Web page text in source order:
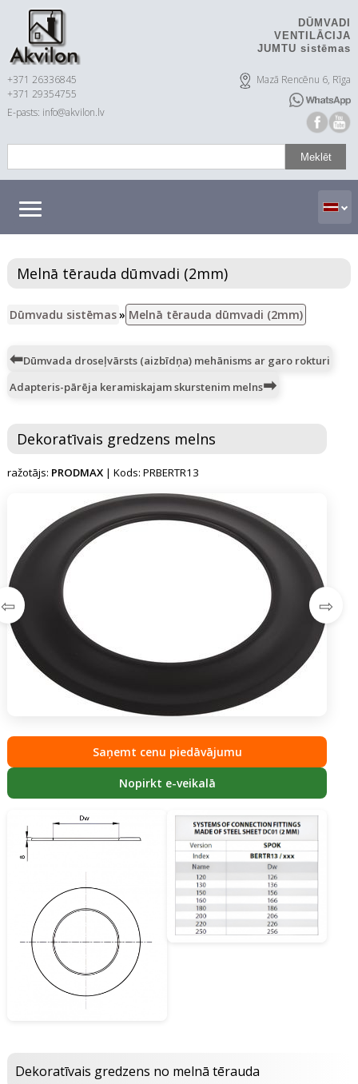
DŪMVADI
VENTILĀCIJA
JUMTU sistēmas
+371 26336845
+371 29354755
E-pasts: info@akvilon.lv
Mazā Rencēnu 6, Rīga
Melnā tērauda dūmvadi (2mm)
Dūmvadu sistēmas» Melnā tērauda dūmvadi (2mm)
Dūmvada droseļvārsts (aizbīdņa) mehānisms ar garo rokturi
Adapteris-pārēja keramiskajam skurstenim melns
Dekoratīvais gredzens melns
ražotājs: PRODMAX | Kods: PRBERTR13
⇦ ⇨
Saņemt cenu piedāvājumu
Nopirkt e-veikalā
Dekoratīvais gredzens no melnā tērauda